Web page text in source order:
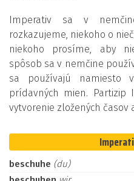
Imperativ sa v
rozkazujeme, niekoho o
niekoho prosíme, aby
spôsob sa v nemčine
sa používajú namiesto
prídavných mien.
vytvorenie zložených časov
beschuhe (du)